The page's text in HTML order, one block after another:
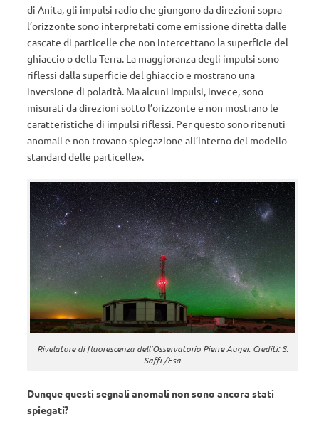
di Anita, gli impulsi radio che giungono da direzioni sopra
l’orizzonte sono interpretati come emissione diretta dalle
cascate di particelle che non intercettano la superficie del
ghiaccio o della Terra. La maggioranza degli impulsi sono
riflessi dalla superficie del ghiaccio e mostrano una
inversione di polarità. Ma alcuni impulsi, invece, sono
misurati da direzioni sotto l’orizzonte e non mostrano le
caratteristiche di impulsi riflessi. Per questo sono ritenuti
anomali e non trovano spiegazione all’interno del modello
standard delle particelle».
Rivelatore di fluorescenza dell’Osservatorio Pierre Auger. Crediti: S.
Saffi /Esa
Dunque questi segnali anomali non sono ancora stati
spiegati?